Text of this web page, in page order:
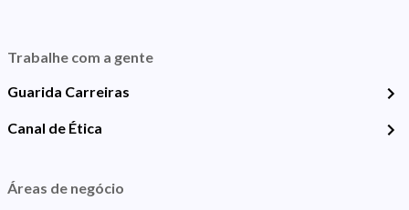
Trabalhe com a gente
Guarida Carreiras
Canal de Ética
Áreas de negócio